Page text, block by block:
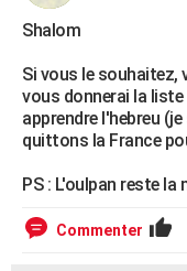
Shalom
Si vous le souhaitez,
vous donnerai la
apprendre l'hebreu
quittons la France
PS : L'oulpan reste la
Commenter